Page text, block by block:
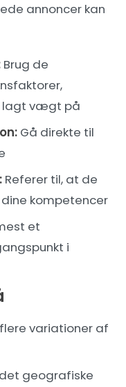
annoncer kan
Brug de
lagt vægt på
Gå direkte til
Referer til, at de
kompetencer
et
i
variationer af
geografiske